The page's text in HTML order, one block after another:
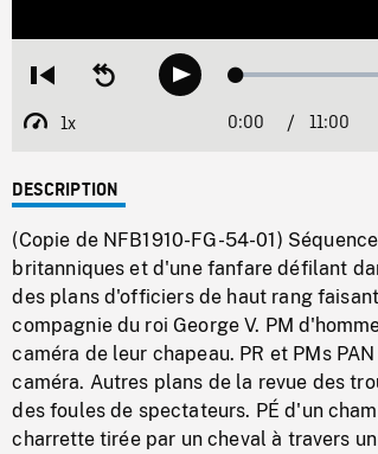
Restart
beginning
Seek
backwardPlay Loaded:
1x
Playback
Current
0:00 / 11:00
DESCRIPTION
(Copie de NFB1910-FG-54-01)
britanniques et d'une fanfare défilant
des plans d'officiers de haut rang
compagnie du roi George V. PM
caméra de leur chapeau. PR et PMs
caméra. Autres plans de la revue des
des foules de spectateurs. PÉ d'un
charrette tirée par un cheval à travers